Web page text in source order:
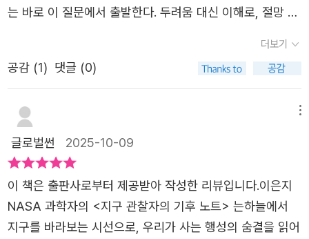
갖고 있다. 이는 기후 연구의 일선에 있음에도 자신이 가진
소하기 위한 시도였다. 이 공연은 처음에는 단순히 죄책감을
덜어내기 위해 시작된 일이었지만, 매 공연마다 뜻밖의 곳에
서 등장한 격려와 지지가 그를 계속해서 나아갈 수 있게 했
다. 이는 기후 위기에 대한 우리 사회의 반응과도 묘하게 닮
뜻밖의 곳에서 기후 위기를 진심으로 고민하는 기후 스마트
화를 만드는 기후 스마트 세대는 이미 우리 곁에 등장했다.
완벽하지 않은 합의와 경제 논리에 부딪히는 기술 상용화,
는 바로 이 질문에서 출발한다. 두려움 대신 이해로, 절망 대
째 이야기에서는 지난 2,000년간 거의 변하지 않던 지구 평
이터로 제시한다. “지구의 평균 온도는 2,000년간 큰 변화
가 없다가, 1900년대 이후 급격히 올라가기 시작했다.” 그
원인은 인간이 배출한 과도한 탄소였다. NASA의 20여 개
지구 관측 위성이 실시간으로 기록하는 변화의 영상은, 기후
위기가 더 이상 논쟁이 아닌 부정할 수 없는 과학적 사실임
을 보여준다. 특히 책의 중반부는 인상적이다. 저자는 텔레
더보기
공감 (1) 댓글 (0)
글로벌썬 2025-10-09
이 책은 출판사로부터 제공받아 작성한 리뷰입니다.이은지
NASA 과학자의 <지구 관찰자의 기후 노트> 는하늘에서
지구를 바라보는 시선으로, 우리가 사는 행성의 숨결을 읽어